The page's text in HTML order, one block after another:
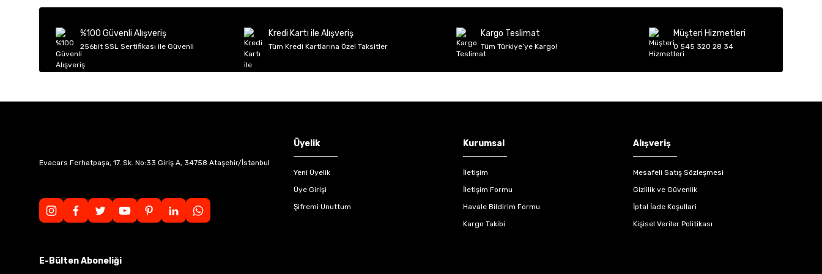
Ürün fiyatı diğer sitelerden daha pahalı.
Bu ürüne benzer farklı alternatifler olmalı.
%100 Güvenli Alışveriş
256bit SSL Sertifikası ile Güvenli
Kredi Kartı ile Alışveriş
Tüm Kredi Kartlarına Özel Taksitler
Kargo Teslimat
Tüm Türkiye’ye Kargo!
Müşteri Hizmetleri
0 545 320 28 34
Evacars Ferhatpaşa, 17. Sk. No:33 Giriş A, 34758 Ataşehir/İstanbul
Üyelik
Yeni Üyelik
Üye Girişi
Şifremi Unuttum
Kurumsal
İletişim
İletişim Formu
Havale Bildirim Formu
Kargo Takibi
Alışveriş
Mesafeli Satış Sözleşmesi
Gizlilik ve Güvenlik
İptal İade Koşullari
Kişisel Veriler Politikası
E-Bülten Aboneliği